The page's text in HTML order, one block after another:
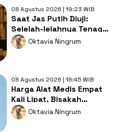
08 Agustus 2026 | 19:23 WIB
Saat Jas Putih Diuji:
Selelah-lelahnya Tenaga
Kesehatan, Tetap Lebih
Melelahkan Jadi Pasien
Oktavia Ningrum
08 Agustus 2026 | 18:45 WIB
Harga Alat Medis Empat
Kali Lipat, Bisakah
Layanan Kesehatan
Tetap Murah?
Oktavia Ningrum